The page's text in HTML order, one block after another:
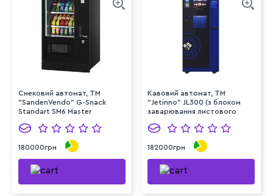
Снековий автомат, TM
"SandenVendo" G-Snack
Standart SM6 Master
180000грн
Кавовий автомат, TM
"Jetinno" JL300 (з блоком
заварювання листового
182000грн